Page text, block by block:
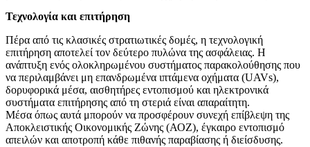
Τεχνολογία και επιτήρηση
Πέρα από τις κλασικές στρατιωτικές δομές, η τεχνολογική
επιτήρηση αποτελεί τον δεύτερο πυλώνα της ασφάλειας. Η
ανάπτυξη ενός ολοκληρωμένου συστήματος παρακολούθησης που
να περιλαμβάνει μη επανδρωμένα ιπτάμενα οχήματα (UAVs),
δορυφορικά μέσα, αισθητήρες εντοπισμού και ηλεκτρονικά
συστήματα επιτήρησης από τη στεριά είναι απαραίτητη.
Μέσα όπως αυτά μπορούν να προσφέρουν συνεχή επίβλεψη της
Αποκλειστικής Οικονομικής Ζώνης (ΑΟΖ), έγκαιρο εντοπισμό
απειλών και αποτροπή κάθε πιθανής παραβίασης ή διείσδυσης.